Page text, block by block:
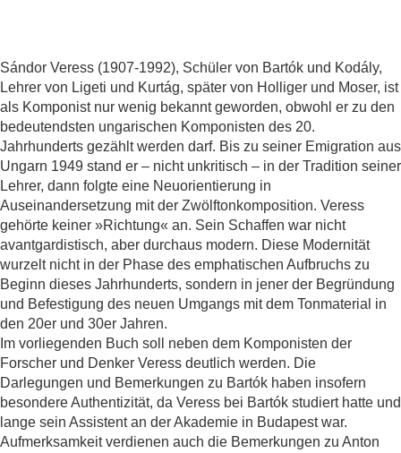
Sándor Veress (1907-1992), Schüler von Bartók und Kodály,
Lehrer von Ligeti und Kurtág, später von Holliger und Moser, ist
als Komponist nur wenig bekannt geworden, obwohl er zu den
bedeutendsten ungarischen Komponisten des 20.
Jahrhunderts gezählt werden darf. Bis zu seiner Emigration aus
Ungarn 1949 stand er – nicht unkritisch – in der Tradition seiner
Lehrer, dann folgte eine Neuorientierung in
Auseinandersetzung mit der Zwölf­tonkomposition. Veress
gehörte keiner »Richtung« an. Sein Schaffen war nicht
avantgardistisch, aber durchaus modern. Diese Modernität
wurzelt nicht in der Phase des emphatischen Aufbruchs zu
Beginn dieses Jahrhunderts, sondern in jener der Begründung
und Befestigung des neuen Umgangs mit dem Tonmaterial in
den 20er und 30er Jahren.
Im vorliegenden Buch soll neben dem Komponisten der
Forscher und Denker Veress deutlich werden. Die
Darlegungen und Bemerkungen zu Bartók haben insofern
besondere Authentizität, da Veress bei Bartók studiert hatte und
lange sein Assistent an der Akademie in Budapest war.
Aufmerksamkeit verdienen auch die Bemerkungen zu Anton